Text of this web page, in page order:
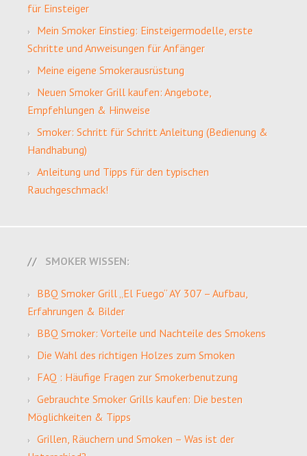
für Einsteiger
Mein Smoker Einstieg: Einsteigermodelle, erste
Schritte und Anweisungen für Anfänger
Meine eigene Smokerausrüstung
Neuen Smoker Grill kaufen: Angebote,
Empfehlungen & Hinweise
Smoker: Schritt für Schritt Anleitung (Bedienung &
Handhabung)
Anleitung und Tipps für den typischen
Rauchgeschmack!
SMOKER WISSEN:
BBQ Smoker Grill „El Fuego“ AY 307 – Aufbau,
Erfahrungen & Bilder
BBQ Smoker: Vorteile und Nachteile des Smokens
Die Wahl des richtigen Holzes zum Smoken
FAQ : Häufige Fragen zur Smokerbenutzung
Gebrauchte Smoker Grills kaufen: Die besten
Möglichkeiten & Tipps
Grillen, Räuchern und Smoken – Was ist der